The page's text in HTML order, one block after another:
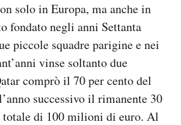
solo in Europa, ma anche in
fondato negli anni Settanta
piccole squadre parigine e nei
vinse soltanto due
comprò il 70 per cento del
successivo il rimanente 30
totale di 100 milioni di euro. Al